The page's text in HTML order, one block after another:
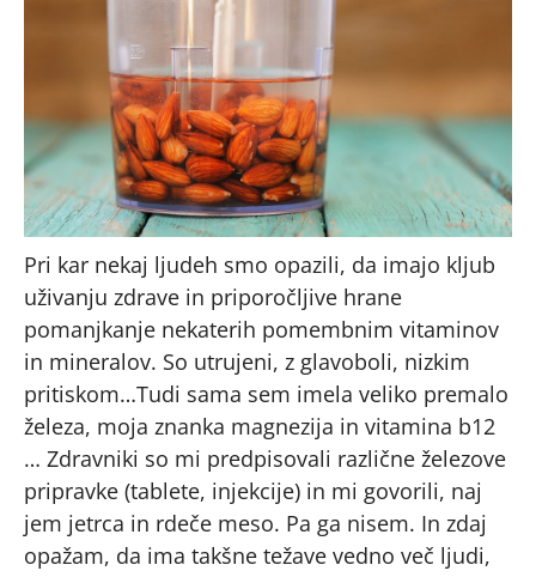
Pri kar nekaj ljudeh smo opazili, da imajo kljub
uživanju zdrave in priporočljive hrane
pomanjkanje nekaterih pomembnim vitaminov
in mineralov. So utrujeni, z glavoboli, nizkim
pritiskom…Tudi sama sem imela veliko premalo
železa, moja znanka magnezija in vitamina b12
… Zdravniki so mi predpisovali različne železove
pripravke (tablete, injekcije) in mi govorili, naj
jem jetrca in rdeče meso. Pa ga nisem. In zdaj
opažam, da ima takšne težave vedno več ljudi,